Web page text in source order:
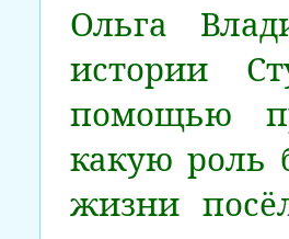
Ольга
истории
помощью
какую роль
жизни